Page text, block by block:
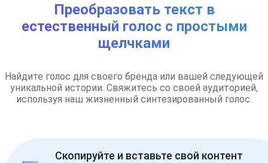
Преобразовать текст в
естественный голос с простыми
щелчками
Найдите голос для своего бренда или вашей следующей
уникальной истории. Свяжитесь со своей аудиторией,
используя наш жизненный синтезированный голос.
Скопируйте и вставьте свой контент